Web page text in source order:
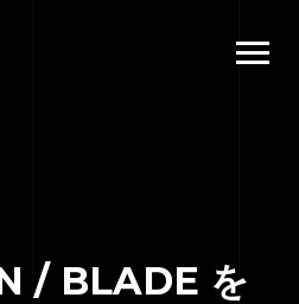
/ BLADE を